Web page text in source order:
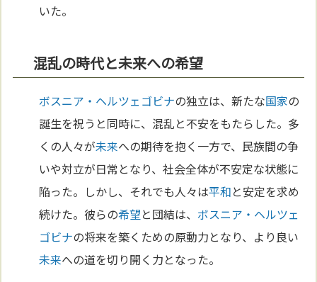
いた。
混乱の時代と未来への希望
ボスニア・ヘルツェゴビナの独立は、新たな国家の
誕生を祝うと同時に、混乱と不安をもたらした。多
くの人々が未来への期待を抱く一方で、民族間の争
いや対立が日常となり、社会全体が不安定な状態に
陥った。しかし、それでも人々は平和と安定を求め
続けた。彼らの希望と団結は、 ボスニア・ヘルツェ
ゴビナの将来を築くための原動力となり、より良い
未来への道を切り開く力となった。